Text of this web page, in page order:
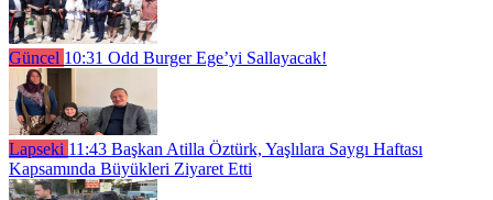
Güncel 10:31 Odd Burger Ege’yi Sallayacak!
Lapseki 11:43 Başkan Atilla Öztürk, Yaşlılara Saygı Haftası
Kapsamında Büyükleri Ziyaret Etti